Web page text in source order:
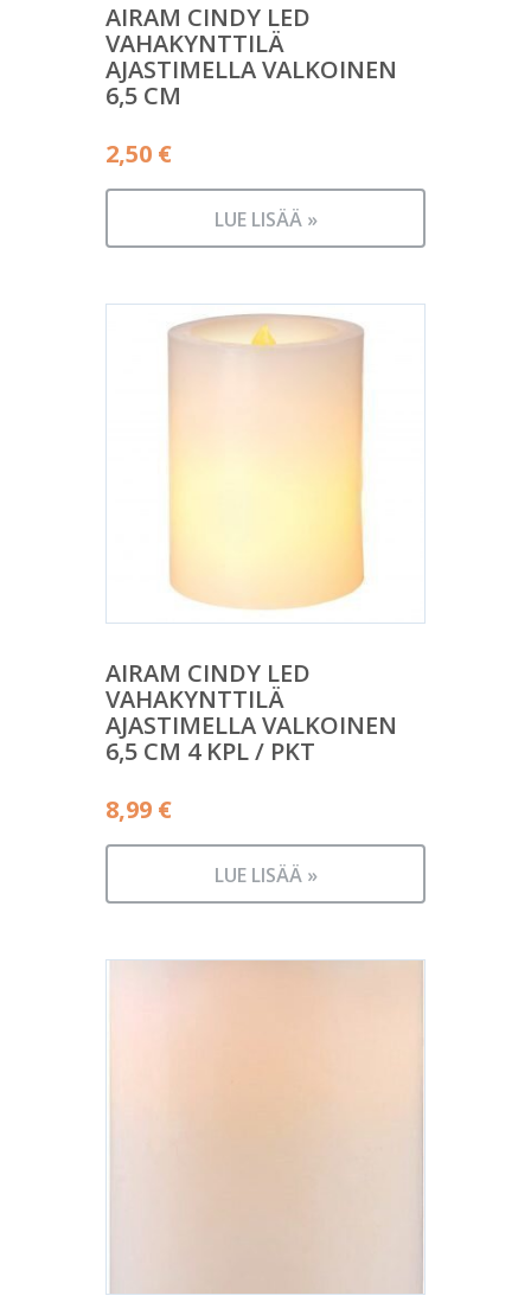
AIRAM CINDY LED
VAHAKYNTTILÄ
AJASTIMELLA VALKOINEN
6,5 CM
2,50 €
LUE LISÄÄ »
AIRAM CINDY LED
VAHAKYNTTILÄ
AJASTIMELLA VALKOINEN
6,5 CM 4 KPL / PKT
8,99 €
LUE LISÄÄ »